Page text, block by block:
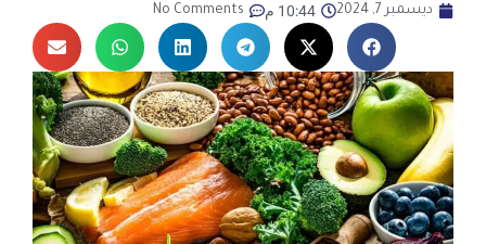
ديسمبر 7, 2024 10:44 م No Comments